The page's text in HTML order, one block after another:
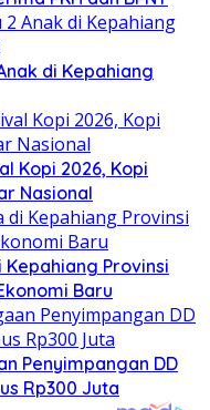
di Kepahiang
Kopi 2026, Kopi
Nasional
Kepahiang Provinsi
Baru
Penyimpangan DD
Rp300 Juta